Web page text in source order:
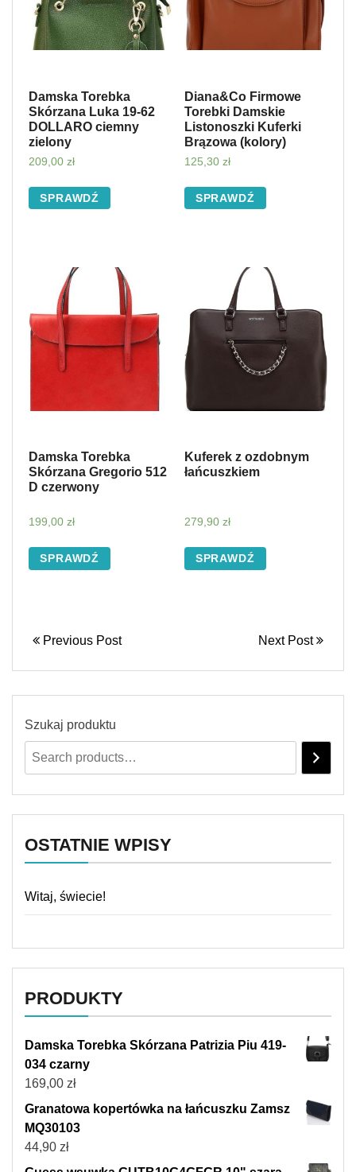
Damska Torebka
Skórzana Luka 19-62
DOLLARO ciemny
zielony
209,00 zł
SPRAWDŹ
Diana&Co Firmowe
Torebki Damskie
Listonoszki Kuferki
Brązowa (kolory)
125,30 zł
SPRAWDŹ
Damska Torebka
Skórzana Gregorio 512
D czerwony
199,00 zł
SPRAWDŹ
Kuferek z ozdobnym
łańcuszkiem
279,90 zł
SPRAWDŹ
Previous Post Next Post
Szukaj produktu
OSTATNIE WPISY
Witaj, świecie!
PRODUKTY
Damska Torebka Skórzana Patrizia Piu 419-
034 czarny
169,00 zł
Granatowa kopertówka na łańcuszku Zamsz
MQ30103
44,90 zł